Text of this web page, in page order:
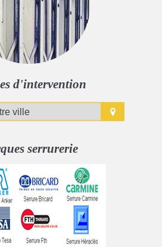
d'intervention
serrurerie